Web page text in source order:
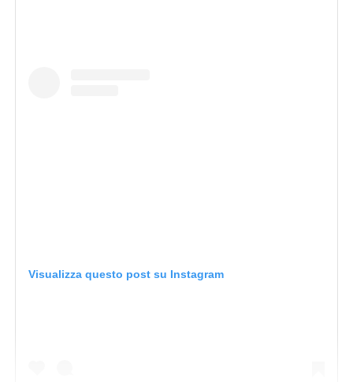
Visualizza questo post su Instagram